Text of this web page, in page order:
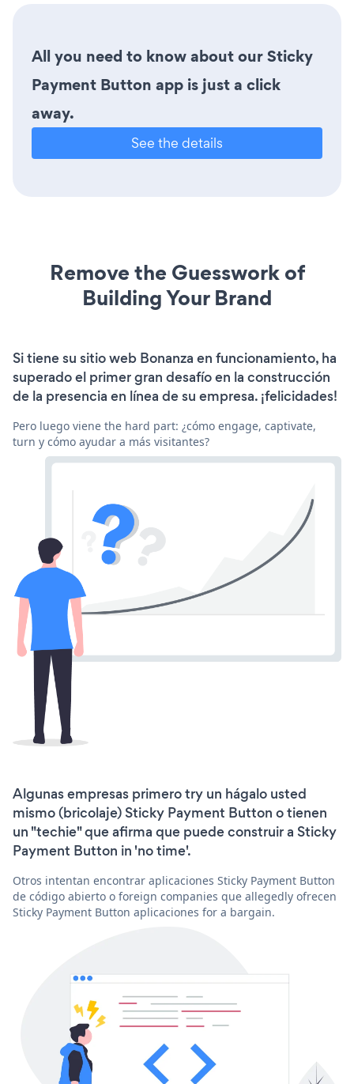
All you need to know about our Sticky
Payment Button app is just a click
away.
See the details
Remove the Guesswork of
Building Your Brand
Si tiene su sitio web Bonanza en funcionamiento, ha
superado el primer gran desafío en la construcción
de la presencia en línea de su empresa. ¡felicidades!
Pero luego viene the hard part: ¿cómo engage, captivate,
turn y cómo ayudar a más visitantes?
Algunas empresas primero try un hágalo usted
mismo (bricolaje) Sticky Payment Button o tienen
un "techie" que afirma que puede construir a Sticky
Payment Button in 'no time'.
Otros intentan encontrar aplicaciones Sticky Payment Button
de código abierto o foreign companies que allegedly ofrecen
Sticky Payment Button aplicaciones for a bargain.